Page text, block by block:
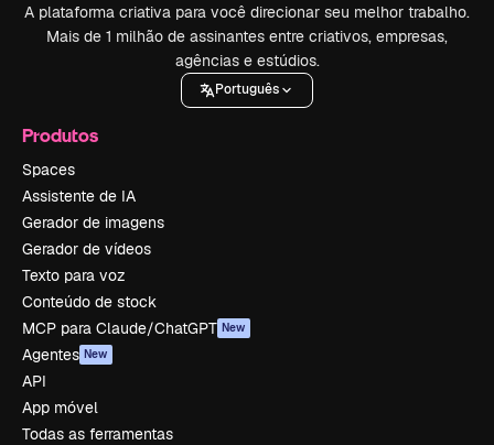
A plataforma criativa para você direcionar seu melhor trabalho.
Mais de 1 milhão de assinantes entre criativos, empresas,
agências e estúdios.
Português
Produtos
Spaces
Assistente de IA
Gerador de imagens
Gerador de vídeos
Texto para voz
Conteúdo de stock
MCP para Claude/ChatGPT New
Agentes New
API
App móvel
Todas as ferramentas